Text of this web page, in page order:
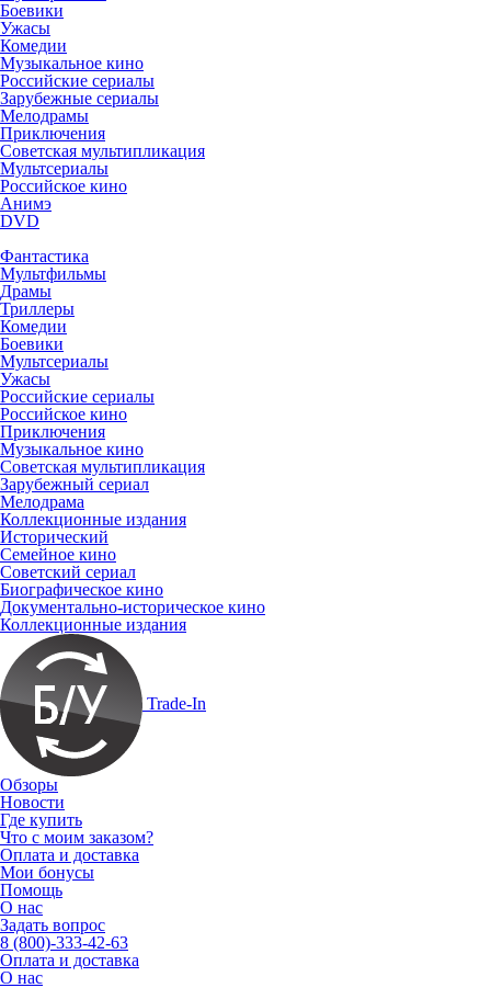
Боевики
Ужасы
Комедии
Музыкальное кино
Российские сериалы
Зарубежные сериалы
Мелодрамы
Приключения
Советская мультипликация
Мультсериалы
Российское кино
Анимэ
DVD
Фантастика
Мультфильмы
Драмы
Триллеры
Комедии
Боевики
Мультсериалы
Ужасы
Российские сериалы
Российское кино
Приключения
Музыкальное кино
Советская мультипликация
Зарубежный сериал
Мелодрама
Коллекционные издания
Исторический
Семейное кино
Советский сериал
Биографическое кино
Документально-историческое кино
Коллекционные издания
Trade-In
Обзоры
Новости
Где купить
Что с моим заказом?
Оплата и доставка
Мои бонусы
Помощь
О нас
Задать вопрос
8 (800)-333-42-63
Оплата и доставка
О нас